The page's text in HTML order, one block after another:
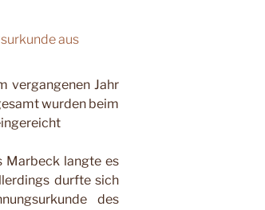
aus
vergangenen Jahr
wurden beim
Marbeck langte es
durfte sich
des